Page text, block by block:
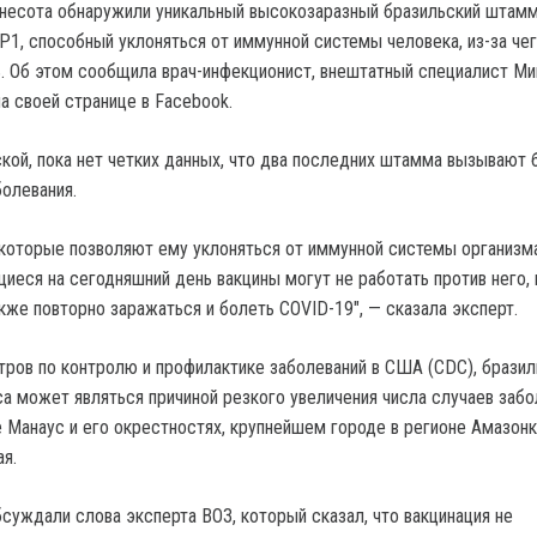
обнаружили уникальный высокозаразный бразильский
способный уклоняться от иммунной системы человека, из-за
Об этом сообщила врач-инфекционист, внештатный специалист
своей странице в Facebook.
пока нет четких данных, что два последних штамма вызывают
позволяют ему уклоняться от иммунной системы
на сегодняшний день вакцины могут не работать против
повторно заражаться и болеть COVID-19", — сказала эксперт.
по контролю и профилактике заболеваний в США (CDC),
может являться причиной резкого увеличения числа случаев
и его окрестностях, крупнейшем городе в регионе
слова эксперта ВОЗ, который сказал, что вакцинация не